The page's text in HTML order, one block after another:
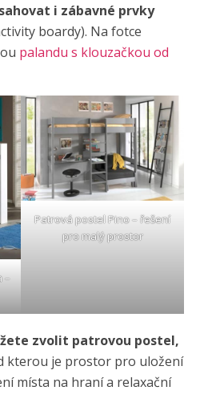
i zábavné prvky
boardy). Na fotce
palandu s klouzačkou od
–
Patrová postel Pino– řešení
pro malý prostor
zvolit patrovou postel,
kterou je prostor pro uložení
místa na hraní a relaxační